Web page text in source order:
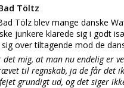
Töltz
Tölz blev mange danske
junkere klarede sig i godt
over tiltagende mod de
mig, at man nu endelig er
til regnskab, ja de får det
grundigt ud, og det siger